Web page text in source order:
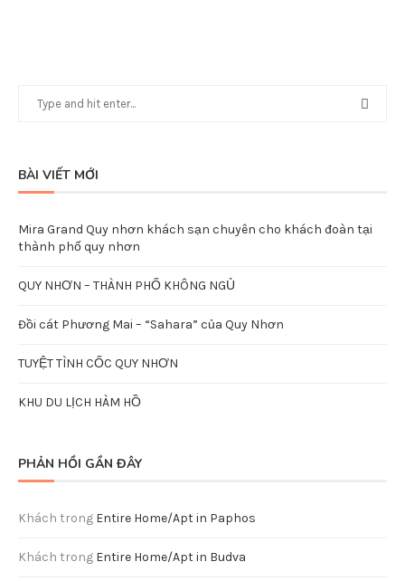
BÀI VIẾT MỚI
Mira Grand Quy nhơn khách sạn chuyên cho khách đoàn tại
thành phố quy nhơn
QUY NHƠN – THÀNH PHỐ KHÔNG NGỦ
Đồi cát Phương Mai – “Sahara” của Quy Nhơn
TUYỆT TÌNH CỐC QUY NHƠN
KHU DU LỊCH HÀM HỒ
PHẢN HỒI GẦN ĐÂY
Khách trong Entire Home/Apt in Paphos
Khách trong Entire Home/Apt in Budva